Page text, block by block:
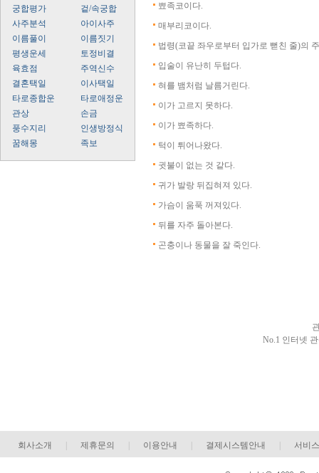
궁합평가
겉/속궁합
사주분석
아이사주
이름풀이
이름짓기
평생운세
토정비결
육효점
주역신수
결혼택일
이사택일
타로종합운
타로애정운
관상
손금
풍수지리
인생방정식
꿈해몽
족보
뾰족코이다.
매부리코이다.
법령(코끝 좌우로부터 입가로 뻗친 줄)의
입술이 유난히 두텁다.
혀를 뱀처럼 날름거린다.
이가 고르지 못하다.
이가 뾰족하다.
턱이 튀어나왔다.
귓불이 없는 것 같다.
귀가 발랑 뒤집혀져 있다.
가슴이 움푹 꺼져있다.
뒤를 자주 돌아본다.
곤충이나 동물을 잘 죽인다.
No.1 인터넷
회사소개 제휴문의 이용안내 결제시스템안내 서비